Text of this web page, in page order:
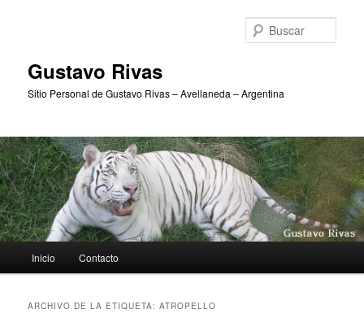
Gustavo Rivas
Sitio Personal de Gustavo Rivas – Avellaneda – Argentina
principal
Inicio Contacto
ARCHIVO DE LA ETIQUETA:ATROPELLO